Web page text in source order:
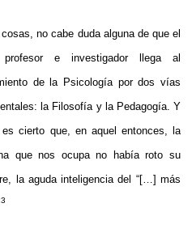
no cabe duda alguna de que el
profesor e investigador llega al
de la Psicología por dos vías
la Filosofía y la Pedagogía. Y
cierto que, en aquel entonces, la
que nos ocupa no había roto su
la aguda inteligencia del “[…] más
3